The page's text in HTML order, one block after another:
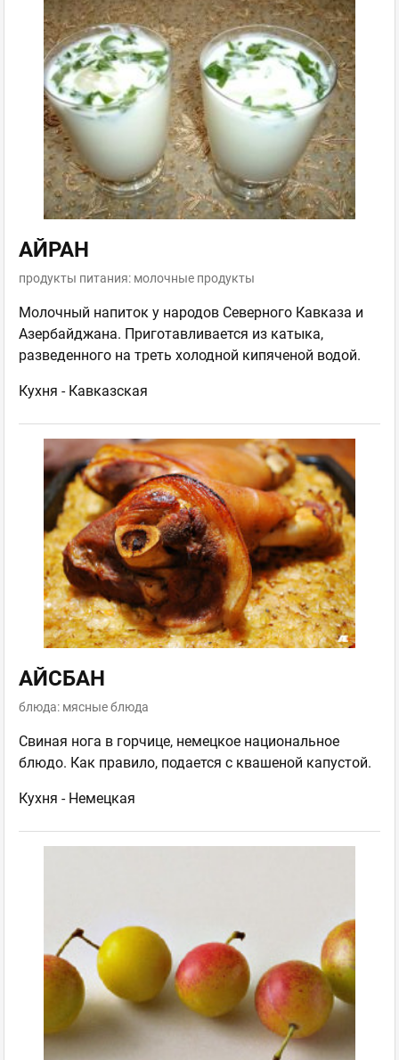
АЙРАН
продукты питания: молочные продукты
Молочный напиток у народов Северного Кавказа и
Азербайджана. Приготавливается из катыка,
разведенного на треть холодной кипяченой водой.
Кухня - Кавказская
АЙСБАН
блюда: мясные блюда
Свиная нога в горчице, немецкое национальное
блюдо. Как правило, подается с квашеной капустой.
Кухня - Немецкая